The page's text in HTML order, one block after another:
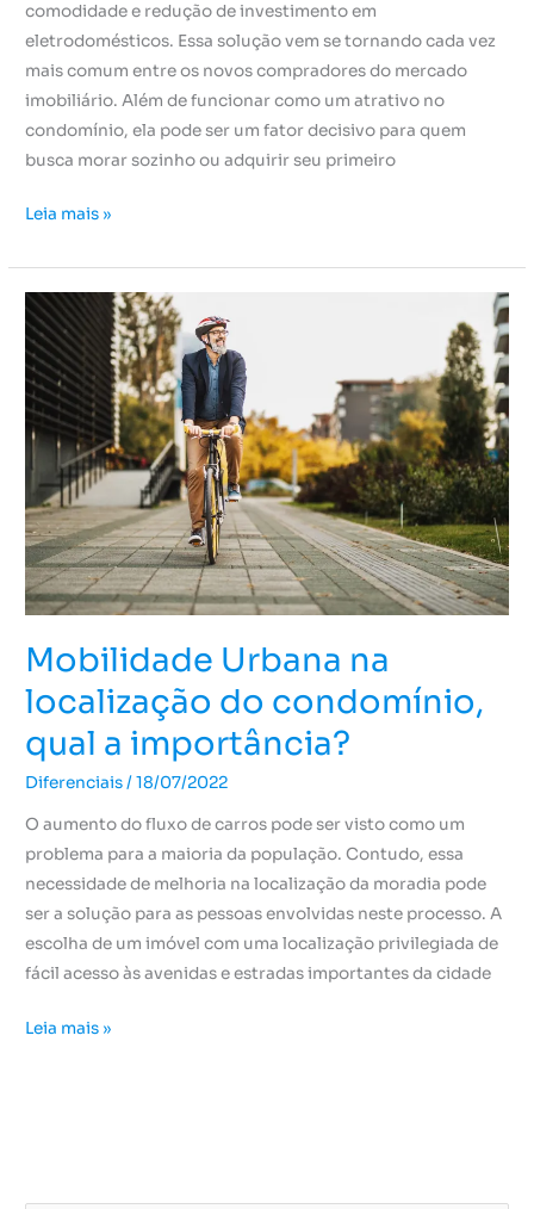
comodidade e redução de investimento em
eletrodomésticos. Essa solução vem se tornando cada vez
mais comum entre os novos compradores do mercado
imobiliário. Além de funcionar como um atrativo no
condomínio, ela pode ser um fator decisivo para quem
busca morar sozinho ou adquirir seu primeiro
Leia mais »
Mobilidade Urbana na
localização do condomínio,
qual a importância?
Diferenciais/18/07/2022
O aumento do fluxo de carros pode ser visto como um
problema para a maioria da população. Contudo, essa
necessidade de melhoria na localização da moradia pode
ser a solução para as pessoas envolvidas neste processo. A
escolha de um imóvel com uma localização privilegiada de
fácil acesso às avenidas e estradas importantes da cidade
Mobilidade
Urbana
na
localização
do
condomínio,
qual
a
importância?
Leia mais »